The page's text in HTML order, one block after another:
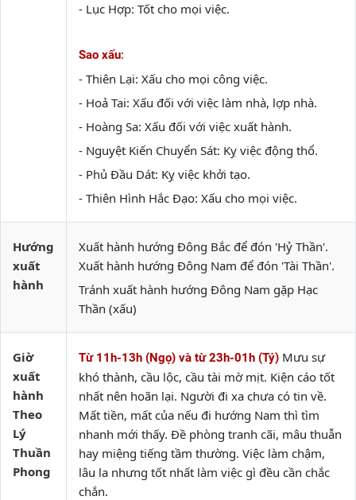
- Lục Hợp: Tốt cho mọi việc.
Sao xấu:
- Thiên Lại: Xấu cho mọi công việc.
- Hoả Tai: Xấu đối với việc làm nhà, lợp nhà.
- Hoàng Sa: Xấu đối với việc xuất hành.
- Nguyệt Kiến Chuyển Sát: Kỵ việc động thổ.
- Phủ Đầu Dát: Kỵ việc khởi tạo.
- Thiên Hình Hắc Đạo: Xấu cho mọi việc.
Hướng
xuất
hành
Xuất hành hướng Đông Bắc để đón 'Hỷ Thần'.
Xuất hành hướng Đông Nam để đón 'Tài Thần'.
Tránh xuất hành hướng Đông Nam gặp Hạc
Thần (xấu)
Giờ
xuất
hành
Theo
Lý
Thuần
Phong
Từ 11h-13h (Ngọ) và từ 23h-01h (Tý) Mưu sự
khó thành, cầu lộc, cầu tài mờ mịt. Kiện cáo tốt
nhất nên hoãn lại. Người đi xa chưa có tin về.
Mất tiền, mất của nếu đi hướng Nam thì tìm
nhanh mới thấy. Đề phòng tranh cãi, mâu thuẫn
hay miệng tiếng tầm thường. Việc làm chậm,
lâu la nhưng tốt nhất làm việc gì đều cần chắc
chắn.